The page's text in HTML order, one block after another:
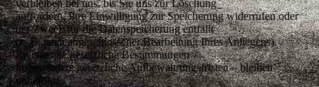
verbleiben bei uns, bis Sie uns zur Löschung
auffordern, Ihre Einwilligung zur Speicherung widerrufen oder
der Zweck für die Datenspeicherung entfällt
(z. B. nach abgeschlossener Bearbeitung Ihres Anliegens).
Zwingende gesetzliche Bestimmungen –
insbesondere gesetzliche Aufbewahrungsfristen – bleiben
unberührt.